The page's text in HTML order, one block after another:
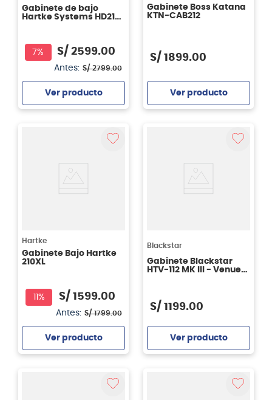
Gabinete de bajo
Hartke Systems HD210
7% S/ 2599.00
Antes: S/ 2799.00
Ver producto
Gabinete Boss Katana
KTN-CAB212
S/ 1899.00
Ver producto
Hartke
Gabinete Bajo Hartke
210XL
11% S/ 1599.00
Antes: S/ 1799.00
Ver producto
Blackstar
Gabinete Blackstar
HTV-112 MK III - Venue
S/ 1199.00
Ver producto